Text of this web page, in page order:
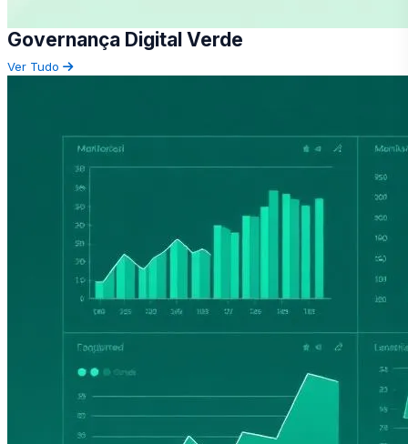
Governança Digital Verde
Ver Tudo